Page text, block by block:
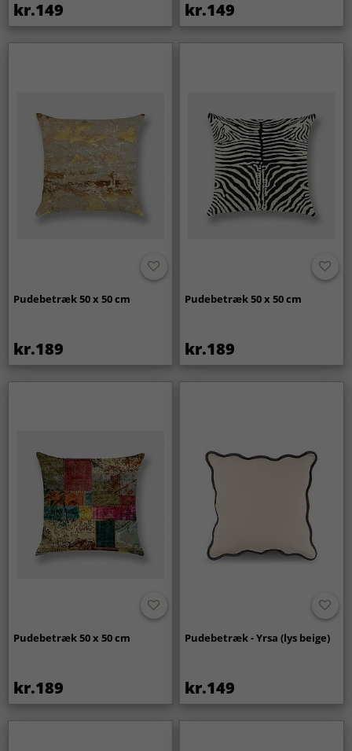
kr.149 kr.149
Pudebetræk 50 x 50 cm
kr.189
Pudebetræk 50 x 50 cm
kr.189
Pudebetræk 50 x 50 cm
kr.189
Pudebetræk - Yrsa (lys beige)
kr.149